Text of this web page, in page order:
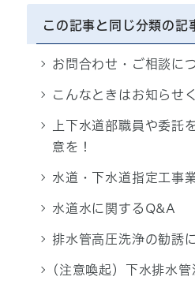
この記事と同じ分類の記
お問合わせ・ご相談に
こんなときはお知らせ
上下水道部職員や委託
意を！
水道・下水道指定工事
水道水に関するQ&A
排水管高圧洗浄の勧誘
(注意喚起）下水排水